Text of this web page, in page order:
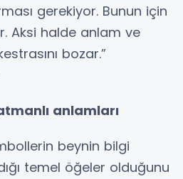
gerekiyor. Bunun için
Aksi halde anlam ve
bozar.”
anlamları
beynin bilgi
temel öğeler olduğunu